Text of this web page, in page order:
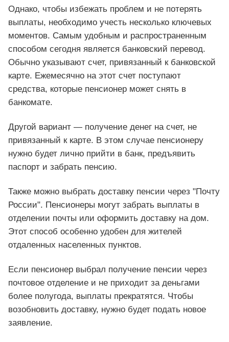
Однако, чтобы избежать проблем и не потерять
выплаты, необходимо учесть несколько ключевых
моментов. Самым удобным и распространенным
способом сегодня является банковский перевод.
Обычно указывают счет, привязанный к банковской
карте. Ежемесячно на этот счет поступают
средства, которые пенсионер может снять в
банкомате.
Другой вариант — получение денег на счет, не
привязанный к карте. В этом случае пенсионеру
нужно будет лично прийти в банк, предъявить
паспорт и забрать пенсию.
Также можно выбрать доставку пенсии через "Почту
России". Пенсионеры могут забрать выплаты в
отделении почты или оформить доставку на дом.
Этот способ особенно удобен для жителей
отдаленных населенных пунктов.
Если пенсионер выбрал получение пенсии через
почтовое отделение и не приходит за деньгами
более полугода, выплаты прекратятся. Чтобы
возобновить доставку, нужно будет подать новое
заявление.